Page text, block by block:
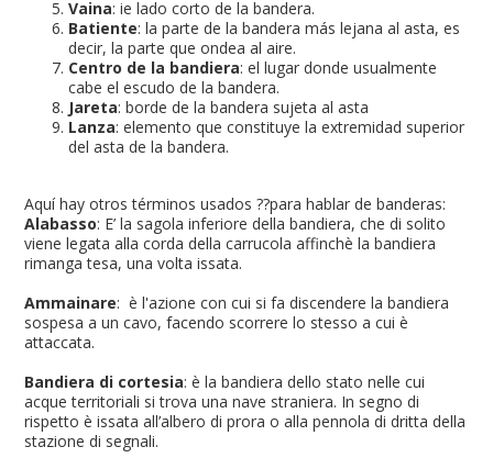
Vaina: ie lado corto de la bandera.
Batiente: la parte de la bandera más lejana al asta, es
decir, la parte que ondea al aire.
Centro de la bandiera: el lugar donde usualmente
cabe el escudo de la bandera.
Jareta: borde de la bandera sujeta al asta
Lanza: elemento que constituye la extremidad superior
del asta de la bandera.
Aquí hay otros términos usados ??para hablar de banderas:
Alabasso: E’ la sagola inferiore della bandiera, che di solito
viene legata alla corda della carrucola affinchè la bandiera
rimanga tesa, una volta issata.
Ammainare: è l'azione con cui si fa discendere la bandiera
sospesa a un cavo, facendo scorrere lo stesso a cui è
attaccata.
Bandiera di cortesia: è la bandiera dello stato nelle cui
acque territoriali si trova una nave straniera. In segno di
rispetto è issata all’albero di prora o alla pennola di dritta della
stazione di segnali.